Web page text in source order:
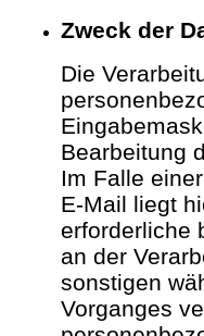
Zweck der
Die
Bearbeitung
Im Falle
E-Mail liegt
erforderliche
an der
sonstigen
Vorganges